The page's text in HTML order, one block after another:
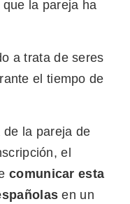
la pareja ha
a trata de seres
el tiempo de
de la pareja de
el
comunicar esta
en un